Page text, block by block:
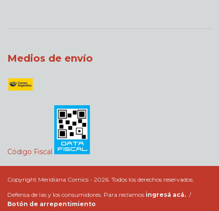
Medios de envío
Código Fiscal
Copyright Meridiana Comics - 2026. Todos los derechos reservados.
Defensa de las y los consumidores. Para reclamos ingresá acá. /
Botón de arrepentimiento